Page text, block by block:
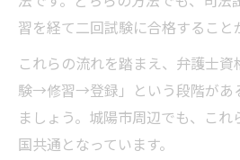
最短で弁護士になるための
弁護士になる最短ルー
最短で弁護士資格取得
ツ
弁護士資格取得のための
習を経て二回試験に合格すること
これらの流れを踏まえ、弁護士
験→修習→登録」という段階があ
ましょう。城陽市周辺でも、こ
国共通となっています。